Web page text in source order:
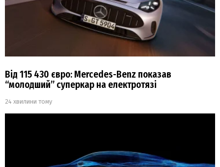
Від 115 430 євро: Mercedes-Benz показав
“молодший” суперкар на електротязі
24 хвилини тому